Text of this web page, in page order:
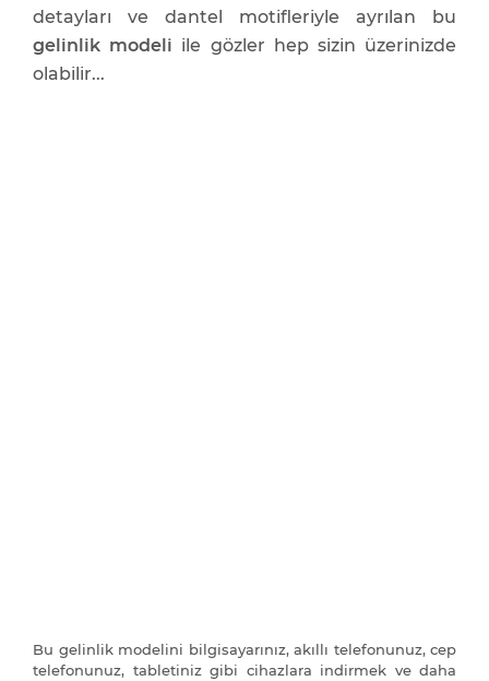
detayları ve dantel motifleriyle ayrılan bu
gelinlik modeli ile gözler hep sizin üzerinizde
olabilir...
Bu gelinlik modelini bilgisayarınız, akıllı telefonunuz, cep
telefonunuz, tabletiniz gibi cihazlara indirmek ve daha